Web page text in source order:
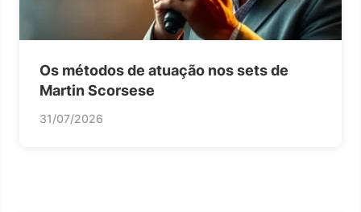
Os métodos de atuação nos sets de
Martin Scorsese
31/07/2026